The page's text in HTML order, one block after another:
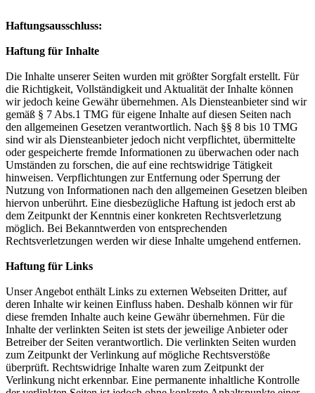
Haftungsausschluss:
Haftung für Inhalte
Die Inhalte unserer Seiten wurden mit größter Sorgfalt erstellt. Für
die Richtigkeit, Vollständigkeit und Aktualität der Inhalte können
wir jedoch keine Gewähr übernehmen. Als Diensteanbieter sind wir
gemäß § 7 Abs.1 TMG für eigene Inhalte auf diesen Seiten nach
den allgemeinen Gesetzen verantwortlich. Nach §§ 8 bis 10 TMG
sind wir als Diensteanbieter jedoch nicht verpflichtet, übermittelte
oder gespeicherte fremde Informationen zu überwachen oder nach
Umständen zu forschen, die auf eine rechtswidrige Tätigkeit
hinweisen. Verpflichtungen zur Entfernung oder Sperrung der
Nutzung von Informationen nach den allgemeinen Gesetzen bleiben
hiervon unberührt. Eine diesbezügliche Haftung ist jedoch erst ab
dem Zeitpunkt der Kenntnis einer konkreten Rechtsverletzung
möglich. Bei Bekanntwerden von entsprechenden
Rechtsverletzungen werden wir diese Inhalte umgehend entfernen.
Haftung für Links
Unser Angebot enthält Links zu externen Webseiten Dritter, auf
deren Inhalte wir keinen Einfluss haben. Deshalb können wir für
diese fremden Inhalte auch keine Gewähr übernehmen. Für die
Inhalte der verlinkten Seiten ist stets der jeweilige Anbieter oder
Betreiber der Seiten verantwortlich. Die verlinkten Seiten wurden
zum Zeitpunkt der Verlinkung auf mögliche Rechtsverstöße
überprüft. Rechtswidrige Inhalte waren zum Zeitpunkt der
Verlinkung nicht erkennbar. Eine permanente inhaltliche Kontrolle